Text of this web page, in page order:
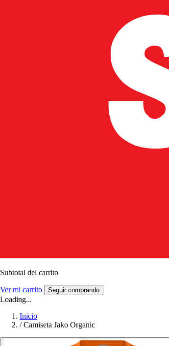
Subtotal del carrito
Ver mi carrito Seguir comprando
Loading...
Inicio
/ Camiseta Jako Organic